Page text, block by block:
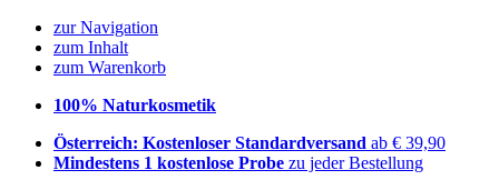
zur Navigation
zum Inhalt
zum Warenkorb
100% Naturkosmetik
Österreich: Kostenloser Standardversand ab € 39,90
Mindestens 1 kostenlose Probe zu jeder Bestellung